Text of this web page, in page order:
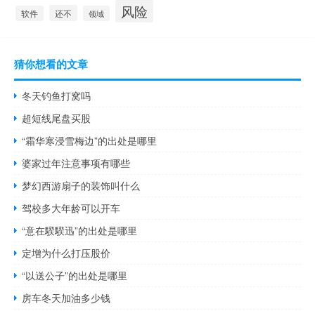
软件 还不 领域 风险
猜你想看的文章
冬天钓鱼打窝吗
超短线尾盘买股
“霜华寒浸雪梅边”的出处是哪里
婆家过年注意事项有哪些
梦幻西游扇子的装饰叫什么
驾校多大年龄可以开车
“意在騤騤迅”的出处是哪里
定增为什么打压股价
“以送公子”的出处是哪里
房车冬天加油多少钱